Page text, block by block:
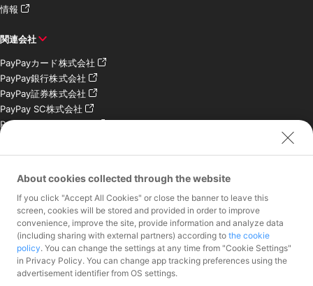
情報
関連会社
PayPayカード株式会社
PayPay銀行株式会社
PayPay証券株式会社
PayPay SC株式会社
PayPay India Pvt. Ltd.
会社
お問い合わせ
加盟店様専用お問い合わ
報道関係者様専用お問い
合わせ
株主・投資家様専用お問
About cookies collected through the website
If you click "Accept All Cookies" or close the banner to leave this
screen, cookies will be stored and provided in order to improve
convenience, improve the site, provide information and analyze data
(including sharing with external partners) according to the cookie
policy. You can change the settings at any time from "Cookie Settings"
in Privacy Policy. You can change app tracking preferences using the
advertisement identifier from OS settings.